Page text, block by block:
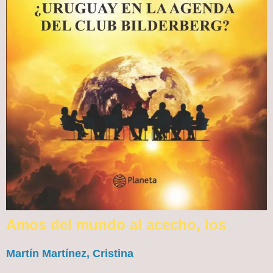
Amos del mundo al acecho, los
Martín Martínez, Cristina